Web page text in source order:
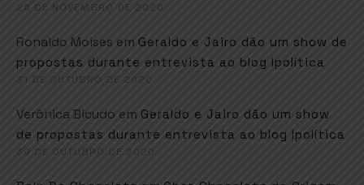
26 DE NOVEMBRO DE 2020
Ronaldo Moises em Geraldo e Jairo dão um show de
propostas durante entrevista ao blog Ipolítica
31 DE OUTUBRO DE 2020
Verônica Bicudo em Geraldo e Jairo dão um show
de propostas durante entrevista ao blog Ipolítica
30 DE OUTUBRO DE 2020